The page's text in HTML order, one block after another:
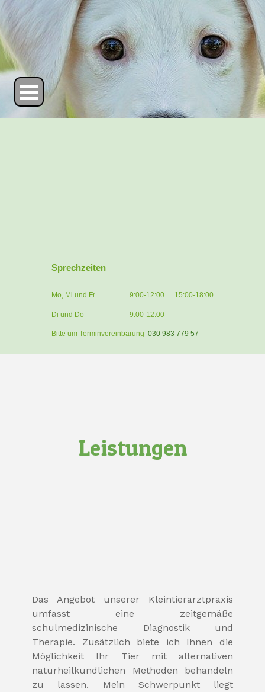
Direkt zum Seiteninhalt
Menü überspringen
Sprechzeiten
Mo, Mi und Fr 9:00-12:00 15:00-18:00
Di und Do 9:00-12:00
Bitte um Terminvereinbarung 030 983 779 57
Leistungen
Das Angebot unserer Kleintierarztpraxis
umfasst eine zeitgemäße
schulmedizinische Diagnostik und
Therapie. Zusätzlich biete ich Ihnen die
Möglichkeit Ihr Tier mit alternativen
naturheilkundlichen Methoden behandeln
zu lassen. Mein Schwerpunkt liegt